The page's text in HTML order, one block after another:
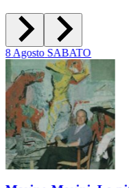
8Agosto SABATO